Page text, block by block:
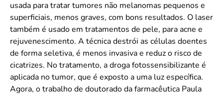
usada para tratar tumores não melanomas pequenos e
superficiais, menos graves, com bons resultados. O laser
também é usado em tratamentos de pele, para acne e
rejuvenescimento. A técnica destrói as células doentes
de forma seletiva, é menos invasiva e reduz o risco de
cicatrizes. No tratamento, a droga fotossensibilizante é
aplicada no tumor, que é exposto a uma luz específica.
Agora, o trabalho de doutorado da farmacêutica Paula